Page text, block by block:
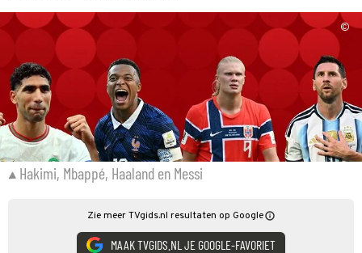
©
Hakimi, Mbappé, Haaland en Messi
Zie meer TVgids.nl resultaten op Google
MAAK TVGIDS.NL JE GOOGLE-FAVORIET